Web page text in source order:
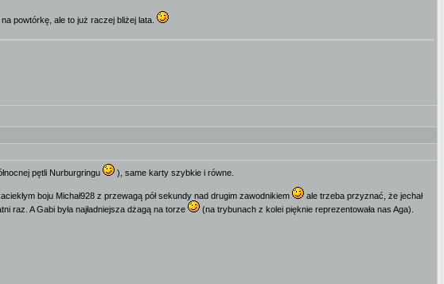
powtórkę, ale to już raczej bliżej lata.
pętli Nurburgringu ), same karty szybkie i równe.
boju Michał928 z przewagą pół sekundy nad drugim zawodnikiem
ale trzeba przyznać, że jechał
raz. A Gabi była najładniejsza dżagą na torze
(na trybunach z kolei pięknie reprezentowała nas Aga).